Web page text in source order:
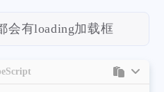
会有loading加载框